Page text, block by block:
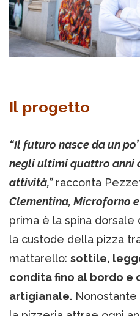
Il progetto
“Il futuro nasce da un
negli ultimi quattro anni
attività,”racconta
Clementina, Microforno
prima è la spina
la custode della pizza
mattarello: sottile,
condita fino al bordo e
artigianale.